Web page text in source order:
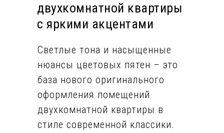
двухкомнатной квартиры
с яркими акцентами
Светлые тона и насыщенные
нюансы цветовых пятен – это
база нового оригинального
оформления помещений
двухкомнатной квартиры в
стиле современной классики.